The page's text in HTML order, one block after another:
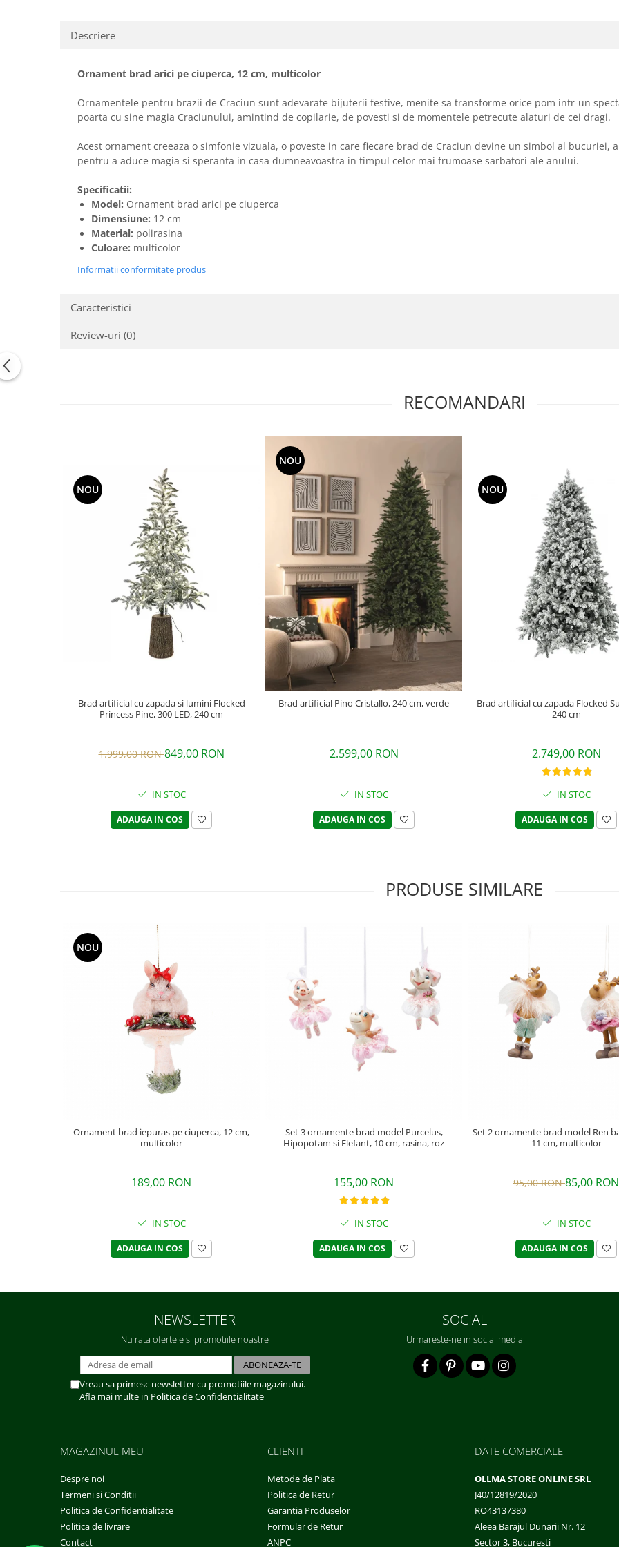
Descriere
Ornament brad arici pe ciuperca, 12 cm, multicolor
Ornamentele pentru brazii de Craciun sunt adevarate bijuterii festive, menite sa transforme orice pom intr-un
poarta cu sine magia Craciunului, amintind de copilarie, de povesti si de momentele petrecute alaturi de cei dragi.
Acest ornament creeaza o simfonie vizuala, o poveste in care fiecare brad de Craciun devine un simbol al bucuriei,
pentru a aduce magia si speranta in casa dumneavoastra in timpul celor mai frumoase sarbatori ale anului.
Specificatii:
Model: Ornament brad arici pe ciuperca
Dimensiune: 12 cm
Material: polirasina
Culoare: multicolor
Informatii conformitate produs
Caracteristici
Review-uri (0)
RECOMANDARI
NOU
Brad artificial cu zapada si lumini Flocked
Princess Pine, 300 LED, 240 cm
1.999,00 RON849,00 RON
IN STOC
ADAUGA IN COS
NOU
Brad artificial Pino Cristallo, 240 cm, verde
2.599,00 RON
IN STOC
ADAUGA IN COS
NOU
Brad artificial cu zapada Flocked
240 cm
2.749,00 RON
IN STOC
ADAUGA IN COS
PRODUSE SIMILARE
NOU
Ornament brad iepuras pe ciuperca, 12 cm,
multicolor
189,00 RON
IN STOC
ADAUGA IN COS
Set 3 ornamente brad model Purcelus,
Hipopotam si Elefant, 10 cm, rasina, roz
155,00 RON
IN STOC
ADAUGA IN COS
Set 2 ornamente brad model Ren
11 cm, multicolor
95,00 RON85,00 RON
IN STOC
ADAUGA IN COS
NEWSLETTER
Nu rata ofertele si promotiile noastre
Vreau sa primesc newsletter cu promotiile magazinului.
Afla mai multe in Politica de Confidentialitate
SOCIAL
Urmareste-ne in social media
MAGAZINUL MEU
Despre noi
Termeni si Conditii
Politica de Confidentialitate
Politica de livrare
Contact
CLIENTI
Metode de Plata
Politica de Retur
Garantia Produselor
Formular de Retur
ANPC
DATE COMERCIALE
OLLMA STORE ONLINE SRL
J40/12819/2020
RO43137380
Aleea Barajul Dunarii Nr. 12
Sector 3, Bucuresti